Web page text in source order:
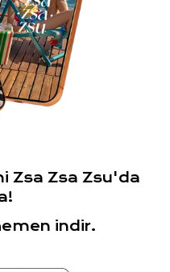
Zsa Zsa Zsu'da
indir.